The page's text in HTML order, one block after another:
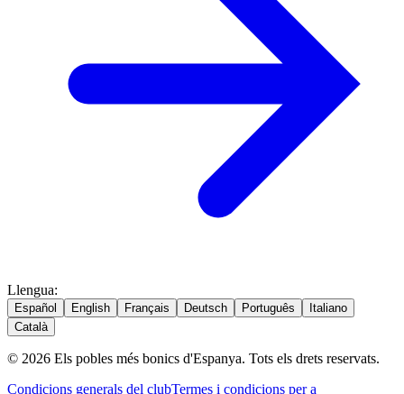
Llengua:
Español English Français Deutsch Português
Italiano
Català
© 2026 Els pobles més bonics d'Espanya. Tots els drets reservats.
Condicions generals del clubTermes i condicions per a